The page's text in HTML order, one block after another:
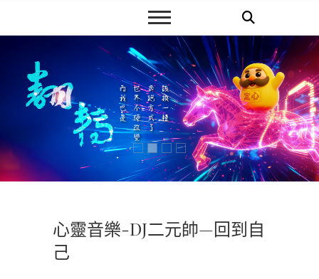
心靈音樂-DJ二元帥—回到自
己